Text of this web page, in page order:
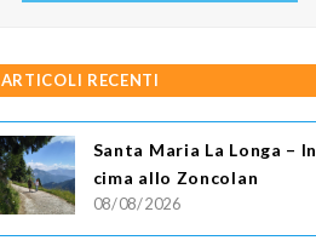
ARTICOLI RECENTI
Santa Maria La Longa – In
cima allo Zoncolan
08/08/2026